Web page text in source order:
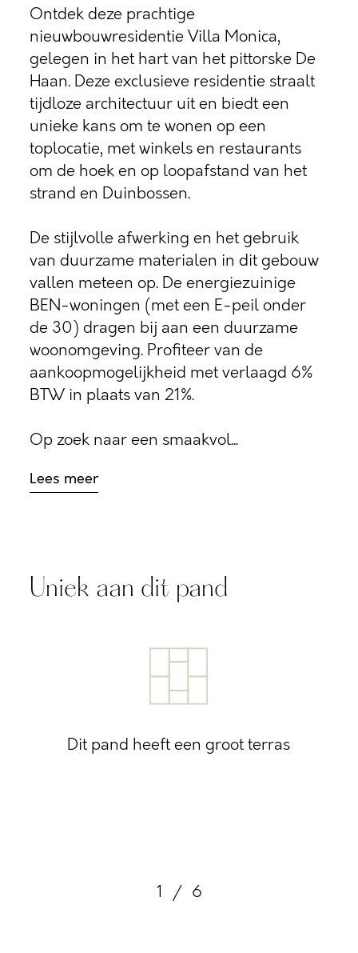
Ontdek deze prachtige
nieuwbouwresidentie Villa Monica,
gelegen in het hart van het pittorske De
Haan. Deze exclusieve residentie straalt
tijdloze architectuur uit en biedt een
unieke kans om te wonen op een
toplocatie, met winkels en restaurants
om de hoek en op loopafstand van het
strand en Duinbossen.
De stijlvolle afwerking en het gebruik
van duurzame materialen in dit gebouw
vallen meteen op. De energiezuinige
BEN-woningen (met een E-peil onder
de 30) dragen bij aan een duurzame
woonomgeving. Profiteer van de
aankoopmogelijkheid met verlaagd 6%
BTW in plaats van 21%.
Op zoek naar een smaakvol...
Lees meer
Uniek aan dit pand
Dit pand heeft een groot terras
1 / 6